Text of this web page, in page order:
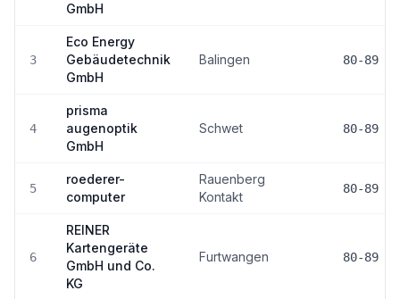
GmbH
3
Eco Energy
Gebäudetechnik
GmbH
Balingen 80-89
4
prisma
augenoptik
GmbH
Schwet 80-89
5
roederer-
computer
Rauenberg
Kontakt
80-89
6
REINER
Kartengeräte
GmbH und Co.
KG
Furtwangen 80-89